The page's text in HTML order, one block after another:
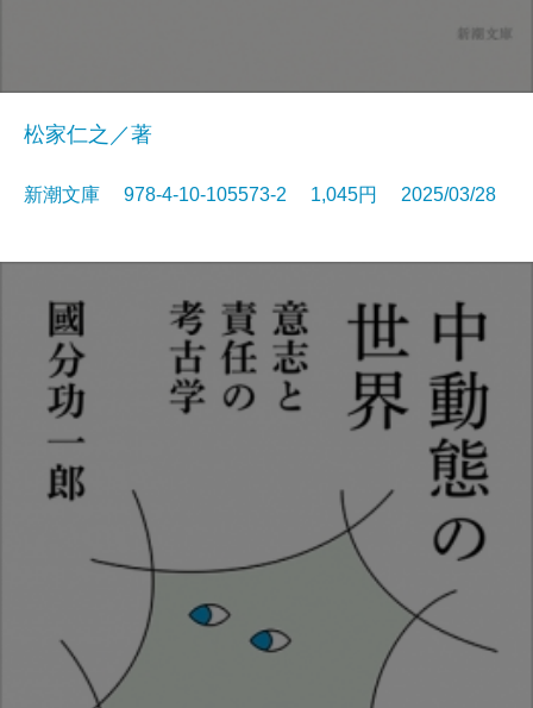
松家仁之／著
新潮文庫 978-4-10-105573-2 1,045円 2025/03/28